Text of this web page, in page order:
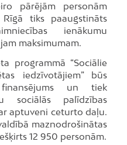
pārējām personām
Rīgā tiks paaugstināts
ienākumu
maksimumam.
programmā “Sociālie
iedzīvotājiem” būs
finansējums un tiek
sociālās palīdzības
aptuveni ceturto daļu.
maznodrošinātas
12 950 personām.